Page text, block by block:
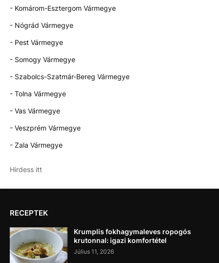
- Komárom-Esztergom Vármegye
- Nógrád Vármegye
- Pest Vármegye
- Somogy Vármegye
- Szabolcs-Szatmár-Bereg Vármegye
- Tolna Vármegye
- Vas Vármegye
- Veszprém Vármegye
- Zala Vármegye
Hirdess itt
RECEPTEK
Krumplis fokhagymaleves ropogós
krutonnal: igazi komfortétel
Július 11, 2026